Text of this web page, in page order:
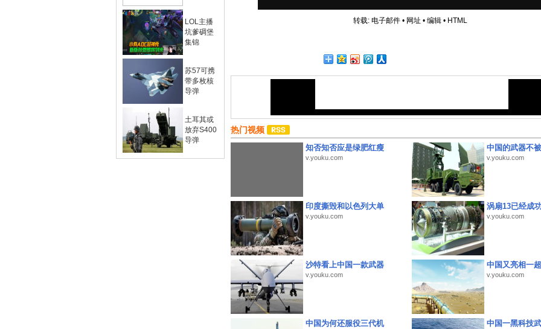
LOL主播
坑爹碉堡
集锦
苏57可携
带多枚核
导弹
土耳其或
放弃S400
导弹
转载: 电子邮件• 网址 • 编辑• HTML
热门视频
知否知否应是绿肥红瘦
v.youku.com
中国的武器不
v.youku.com
印度撕毁和以色列大单
v.youku.com
涡扇13已经成
v.youku.com
沙特看上中国一款武器
v.youku.com
中国又亮相一
v.youku.com
中国为何还服役三代机 中国一黑科技